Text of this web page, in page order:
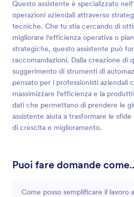
Questo assistente è specializzato
operazioni aziendali attraverso
tecniche. Che tu stia cercando di
migliorare l'efficienza operativa o
strategiche, questo assistente può
raccomandazioni. Dalla creazione di
suggerimento di strumenti di
pensato per i professionisti aziendali
massimizzare l'efficienza e la
dati che permettano di prendere le
assistente aiuta a trasformare le
di crescita e miglioramento.
Puoi fare domande
Come posso semplificare il lavoro